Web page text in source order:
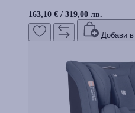
163,10 € / 319,00 лв.
Добави